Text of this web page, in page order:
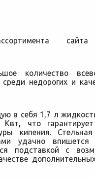
сайта
количество
недорогих и
в себя 1,7 л
что
кипения.
удачно
подставкой с